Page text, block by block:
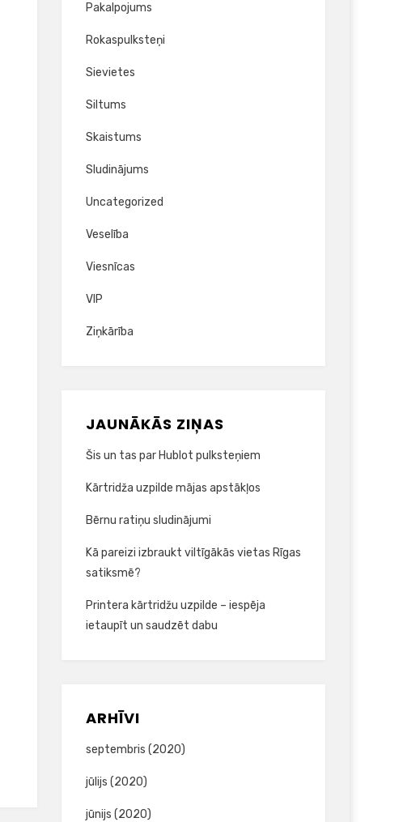
Pakalpojums
Rokaspulksteņi
Sievietes
Siltums
Skaistums
Sludinājums
Uncategorized
Veselība
Viesnīcas
VIP
Ziņkārība
JAUNĀKĀS ZIŅAS
Šis un tas par Hublot pulksteņiem
Kārtridža uzpilde mājas apstākļos
Bērnu ratiņu sludinājumi
Kā pareizi izbraukt viltīgākās vietas Rīgas
satiksmē?
Printera kārtridžu uzpilde – iespēja
ietaupīt un saudzēt dabu
ARHĪVI
septembris (2020)
jūlijs (2020)
jūnijs (2020)